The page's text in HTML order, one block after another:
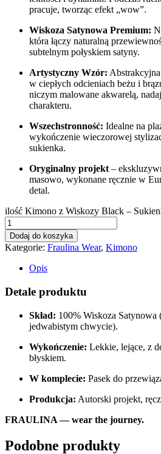
pracuje, tworząc efekt „wow”.
Wiskoza Satynowa Premium:
która łączy naturalną
subtelnym połyskiem satyny.
Artystyczny Wzór:
w ciepłych odcieniach beżu i
niczym malowane akwarelą,
charakteru.
Wszechstronność: Idealne na
wykończenie wieczorowej
sukienka.
Oryginalny projekt–
masowo, wykonane ręcznie w
detal.
ilość Kimono z Wiskozy Black –
Dodaj do koszyka
Kategorie: Fraulina Wear, Kimono
Opis
Detale produktu
Skład: 100% Wiskoza Satynowa
jedwabistym chwycie).
Wykończenie: Lekkie, lejące, z
błyskiem.
W komplecie: Pasek do
Produkcja: Autorski projekt,
FRAULINA — wear the journey.
Podobne produkty